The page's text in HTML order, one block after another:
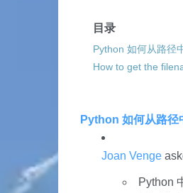
目录
Python 如何从路径
How to get the
Python 如何从路径
Joan Venge
Python